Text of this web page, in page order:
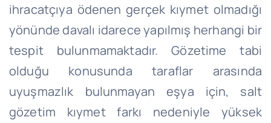
ihracatçıya ödenen gerçek kıymet olmadığı
yönünde davalı idarece yapılmış herhangi bir
tespit bulunmamaktadır. Gözetime tabi
olduğu konusunda taraflar arasında
uyuşmazlık bulunmayan eşya için, salt
gözetim kıymet farkı nedeniyle yüksek